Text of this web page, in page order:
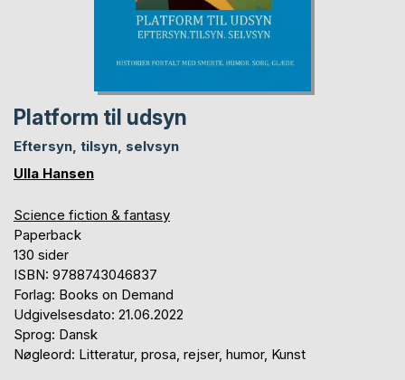
Platform til udsyn
Eftersyn, tilsyn, selvsyn
Ulla Hansen
Science fiction & fantasy
Paperback
130 sider
ISBN: 9788743046837
Forlag: Books on Demand
Udgivelsesdato: 21.06.2022
Sprog: Dansk
Nøgleord: Litteratur, prosa, rejser, humor, Kunst